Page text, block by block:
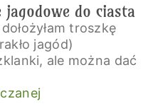
jagodowe do ciasta
troszkę
jagód)
ale można dać